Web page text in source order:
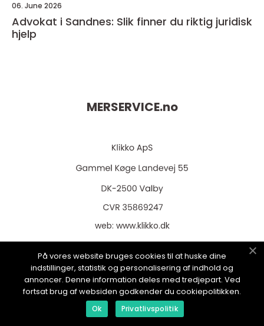
06. June 2026
Advokat i Sandnes: Slik finner du riktig juridisk
hjelp
MERSERVICE.no
web: www.klikko.dk
Menu
På vores website bruges cookies til at huske dine
indstillinger, statistik og personalisering af indhold og
annoncer. Denne information deles med tredjepart. Ved
fortsat brug af websiden godkender du cookiepolitikken.
Ok Privatlivspolitik